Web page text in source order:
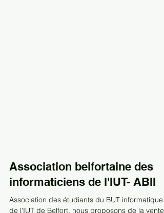
Association belfortaine des
informaticiens de l'IUT- ABII